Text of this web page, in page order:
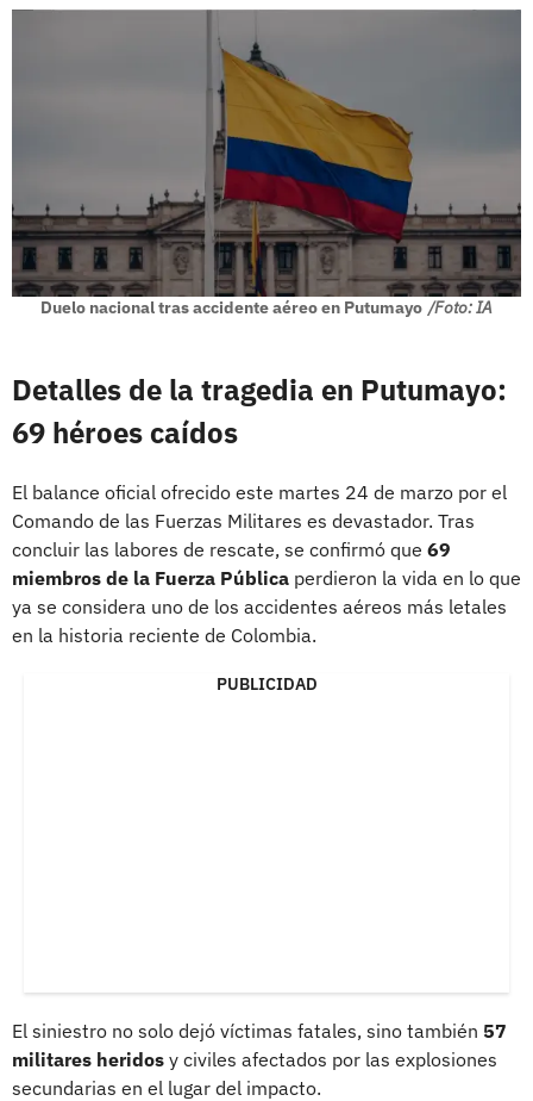
Duelo nacional tras accidente aéreo en Putumayo /Foto: IA
Detalles de la tragedia en Putumayo:
69 héroes caídos
El balance oficial ofrecido este martes 24 de marzo por el
Comando de las Fuerzas Militares es devastador. Tras
concluir las labores de rescate, se confirmó que 69
miembros de la Fuerza Pública perdieron la vida en lo que
ya se considera uno de los accidentes aéreos más letales
en la historia reciente de Colombia.
PUBLICIDAD
El siniestro no solo dejó víctimas fatales, sino también 57
militares heridos y civiles afectados por las explosiones
secundarias en el lugar del impacto.